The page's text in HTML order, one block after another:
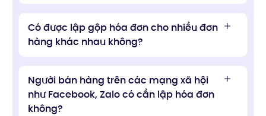
Có được lập gộp hóa đơn cho nhiều đơn
hàng khác nhau không?
Người bán hàng trên các mạng xã hội
như Facebook, Zalo có cần lập hóa đơn
không?